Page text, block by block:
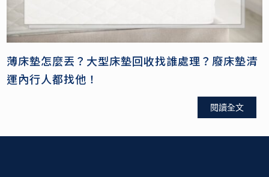
薄床墊怎麼丟？大型床墊回收找誰處理？廢床墊清
運內行人都找他！
閱讀全文